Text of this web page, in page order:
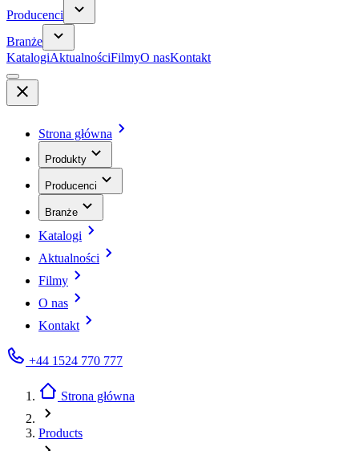
Producenci
Branże
KatalogiAktualnościFilmyO nasKontakt
Strona główna
Produkty
Producenci
Branże
Katalogi
Aktualności
Filmy
O nas
Kontakt
+44 1524 770 777
Strona główna
Products